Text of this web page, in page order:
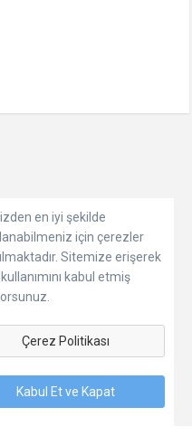
en iyi şekilde
için çerezler
Sitemize erişerek
kabul etmiş
Çerez Politikası
Kabul Et ve Kapat